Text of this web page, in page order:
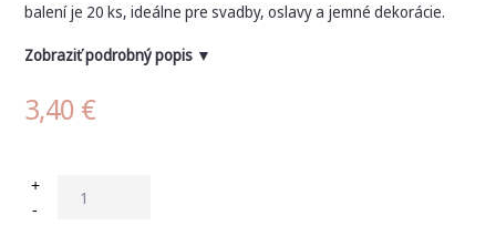
balení je 20 ks, ideálne pre svadby, oslavy a jemné dekorácie.
Zobraziť podrobný popis ▼
3,40 €
-
+